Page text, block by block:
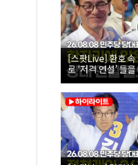
[스팟Live] 환호 속
로 ‘저격 연설’ 들
26.08.08 더불어민
보 인천 합동연설회